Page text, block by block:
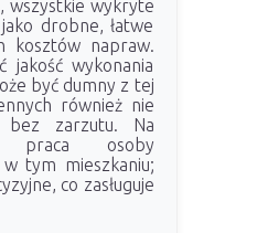
wszystkie wykryte
drobne, łatwe
kosztów napraw.
jakość wykonania
być dumny z tej
również nie
bez zarzutu. Na
praca osoby
tym mieszkaniu;
co zasługuje